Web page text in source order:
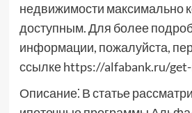
недвижимости максимально
доступным. Для более
информации, пожалуйста,
ссылке https://alfabank.ru/
Описание⁚ В статье